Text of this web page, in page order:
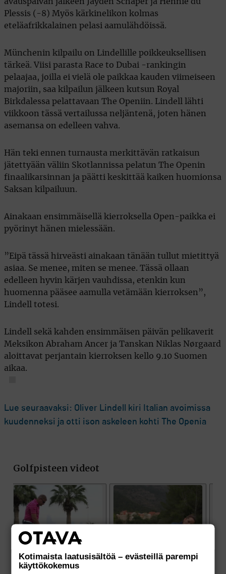
Plessis (-8) Myös kärkinelikon kolmas
eteläafrikkalainen pelasi aamulähdöissä.
Münchenin kilpailu on Lindellille poikkeuksellisen
tärkeä. Viisi parasta Race to Dubai -rankingin
pelaajaa, joilla ei vielä ole paikkaa kauden viimeiseen
majoriin, saa kilpailun jälkeen kutsun Royal
Birkdalessa pelattavaan The Openiin. Lindell lähti
viikkoon tässä vertailussa neljäntenä, joten hänen
asemansa on edelleen vahva.
Hän teki ennen turnausta merkittävän ratkaisun
jätettyään väliin Skotlannissa pelatun The Openin
finaalikarsinnan ja päätti keskittää kaiken huomionsa
Saksan kilpailuun.
Ainakaan ensimmäisellä kierroksella Open-paikka ei
pyörinyt hänen mielessään.
”Eipä tässä hirveästi ainakaan tänään tullut mietittyä
asiaa. Se menee, miten se menee. Tässä ollaan
edelleen hyvin kärjen vauhdissa, etenkin kun
huomenna pääsee aamulla vetämään kierroksen”,
Lindell totesi.
Lindell sekä kahden ensimmäisen päivän pelikaverit
Meksikon Abraham Ancer ja Tanskan Niklas Nørgaard
aloittavat perjantain kierroksen kello 9.10 Suomen
aikaa.
Lue seuraavaksi: Oliver Lindell kiri Italian avoimissa
kuudenneksi ja otti ison askeleen kohti The Openia
Kotimaista laatusisältöä – evästeillä parempi
käyttökokemus